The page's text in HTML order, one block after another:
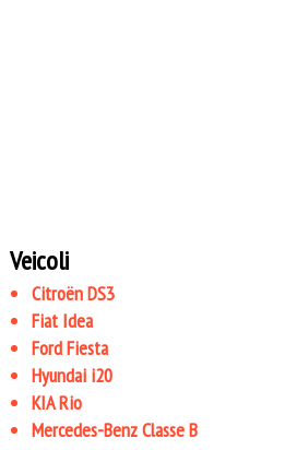
Veicoli
Citroën DS3
Fiat Idea
Ford Fiesta
Hyundai i20
KIA Rio
Mercedes-Benz Classe B